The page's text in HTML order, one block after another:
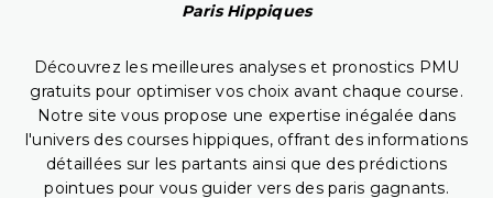
Paris Hippiques
Découvrez les meilleures analyses et pronostics PMU
gratuits pour optimiser vos choix avant chaque course.
Notre site vous propose une expertise inégalée dans
l'univers des courses hippiques, offrant des informations
détaillées sur les partants ainsi que des prédictions
pointues pour vous guider vers des paris gagnants.